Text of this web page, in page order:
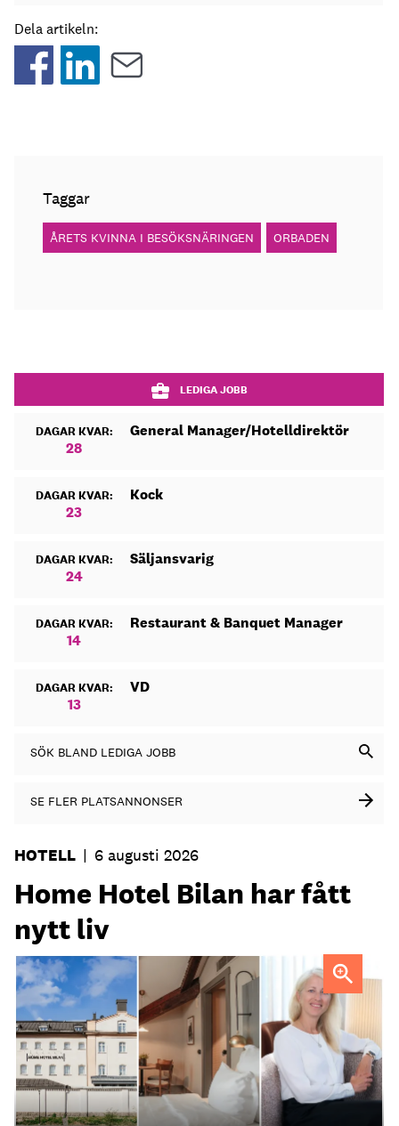
Dela artikeln:
Taggar
ÅRETS KVINNA I BESÖKSNÄRINGEN ORBADEN
LEDIGA JOBB
DAGAR KVAR:
28
General Manager/Hotelldirektör
DAGAR KVAR:
23
Kock
DAGAR KVAR:
24
Säljansvarig
DAGAR KVAR:
14
Restaurant & Banquet Manager
DAGAR KVAR:
13
VD
SÖK BLAND LEDIGA JOBB
SE FLER PLATSANNONSER
HOTELL | 6 augusti 2026
Home Hotel Bilan har fått
nytt liv
Anna Sundenhammar, General Manager på Home Hotel
Bilan.